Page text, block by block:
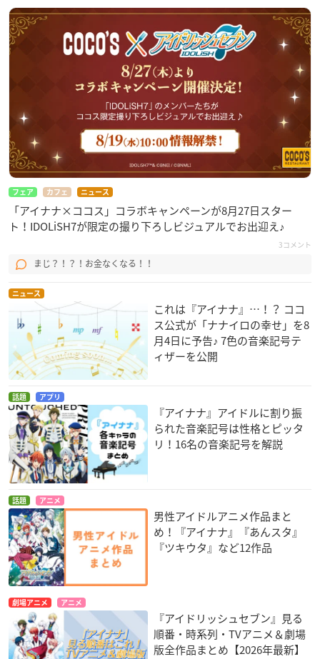
フェア カフェ ニュース
「アイナナ×ココス」コラボキャンペーンが8月27日スター
ト！IDOLiSH7が限定の撮り下ろしビジュアルでお出迎え♪
3コメント
まじ？！？！お金なくなる！！
ニュース
これは『アイナナ』…！？ ココ
ス公式が「ナナイロの幸せ」を8
月4日に予告♪ 7色の音楽記号テ
ィザーを公開
話題 アプリ
『アイナナ』アイドルに割り振
られた音楽記号は性格とピッタ
リ！16名の音楽記号を解説
話題 アニメ
男性アイドルアニメ作品まと
め！『アイナナ』『あんスタ』
『ツキウタ』など12作品
劇場アニメ アニメ
『アイドリッシュセブン』見る
順番・時系列・TVアニメ＆劇場
版全作品まとめ【2026年最新】